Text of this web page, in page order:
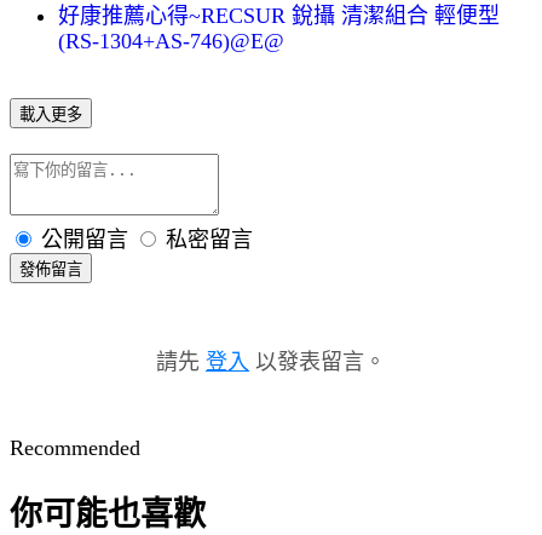
好康推薦心得~RECSUR 銳攝 清潔組合 輕便型
(RS-1304+AS-746)@E@
載入更多
公開留言 私密留言
發佈留言
請先 登入 以發表留言。
Recommended
你可能也喜歡